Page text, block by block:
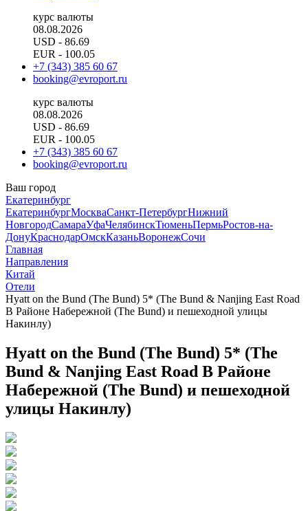
курс валюты
08.08.2026
USD - 86.69
EUR - 100.05
+7 (343) 385 60 67
booking@evroport.ru
курс валюты
08.08.2026
USD - 86.69
EUR - 100.05
+7 (343) 385 60 67
booking@evroport.ru
Ваш город
Екатеринбург
ЕкатеринбургМоскваСанкт-ПетербургНижний
НовгородСамараУфаЧелябинскТюменьПермьРостов-на-
ДонуКраснодарОмскКазаньВоронежСочи
Главная
Направления
Китай
Отели
Hyatt on the Bund (The Bund) 5* (The Bund & Nanjing East Road
В Районе Набережной (The Bund) и пешеходной улицы
Накинлу)
Hyatt on the Bund (The Bund) 5* (The
Bund & Nanjing East Road В Районе
Набережной (The Bund) и пешеходной
улицы Накинлу)